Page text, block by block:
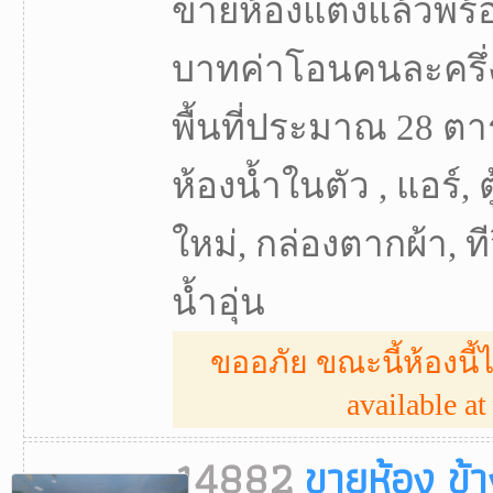
ขายห้องแต่งแล้วพร้
บาทค่าโอนคนละครึ่
พื้นที่ประมาณ 28 ตา
ห้องน้ำในตัว , แอร์,
ใหม่, กล่องตากผ้า,
น้ำอุ่น
ขออภัย ขณะนี้ห้องนี้ไ
available
14882 ขายห้อง ข้